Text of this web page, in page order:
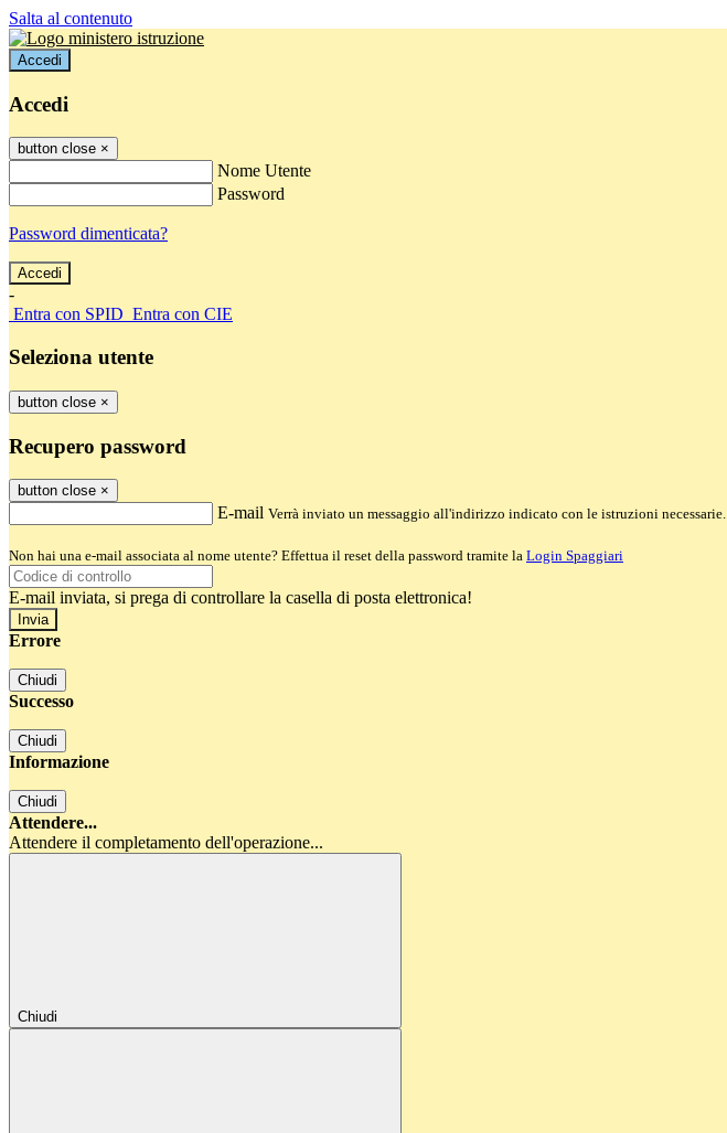
Salta al contenuto
Accedi
Accedi
button close ×
Nome Utente
Password
Password dimenticata?
-
Entra con SPID Entra con CIE
Seleziona utente
button close ×
Recupero password
button close ×
E-mail Verrà inviato un messaggio all'indirizzo indicato con le istruzioni necessarie.
Non hai una e-mail associata al nome utente? Effettua il reset della password tramite la Login Spaggiari
E-mail inviata, si prega di controllare la casella di posta elettronica!
Errore
Chiudi
Successo
Chiudi
Informazione
Chiudi
Attendere...
Attendere il completamento dell'operazione...
Chiudi